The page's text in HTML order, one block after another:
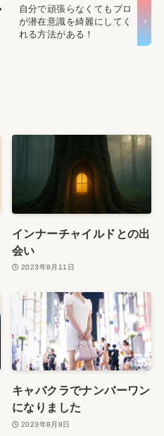
自分で頑張らなくてもプロ
が潜在意識を綺麗にしてく
れる方法がある！
インナーチャイルドとの出
会い
2023年8月11日
キャバクラでナンバーワン
になりました
2023年8月8日